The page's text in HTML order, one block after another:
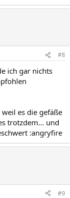
#8
ich gar nichts
es die gefäße
trotzdem... und
:angryfire
#9